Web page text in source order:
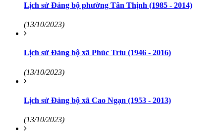
Lịch sử Đảng bộ phường Tân Thịnh (1985 - 2014)
(13/10/2023)
Lịch sử Đảng bộ xã Phúc Trìu (1946 - 2016)
(13/10/2023)
Lịch sử Đảng bộ xã Cao Ngạn (1953 - 2013)
(13/10/2023)